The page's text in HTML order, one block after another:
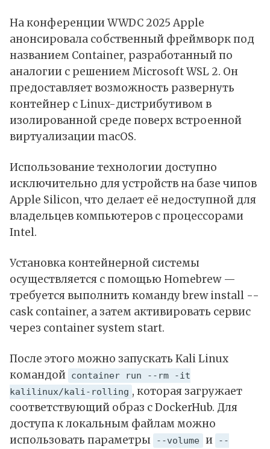
На конференцииWWDC 2025 Apple
анонсировала собственный фреймворк под
названием Container, разработанный по
аналогии с решениемMicrosoftWSL 2. Он
предоставляет возможность развернуть
контейнер с Linux-дистрибутивом в
изолированной среде поверх встроенной
виртуализации macOS.
Использование технологии доступно
исключительно для устройств на базе чипов
Apple Silicon, что делает её недоступной для
владельцев компьютеров с процессорами
Intel.
Установка контейнерной системы
осуществляется с помощью Homebrew —
требуется выполнить команду brew install --
cask container, а затем активировать сервис
через container system start.
После этого можно запускать KaliLinux
командой container run --rm -it
kalilinux/kali-rolling , которая загружает
соответствующий образ с DockerHub. Для
доступа к локальным файлам можно
использовать параметры
--volume и
--